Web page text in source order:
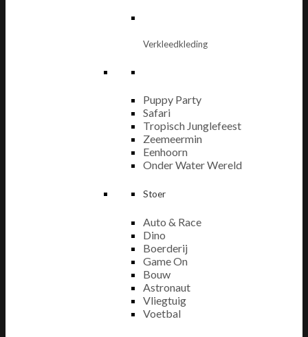
Verkleedkleding
Puppy Party
Safari
Tropisch Junglefeest
Zeemeermin
Eenhoorn
Onder Water Wereld
Stoer
Auto & Race
Dino
Boerderij
Game On
Bouw
Astronaut
Vliegtuig
Voetbal